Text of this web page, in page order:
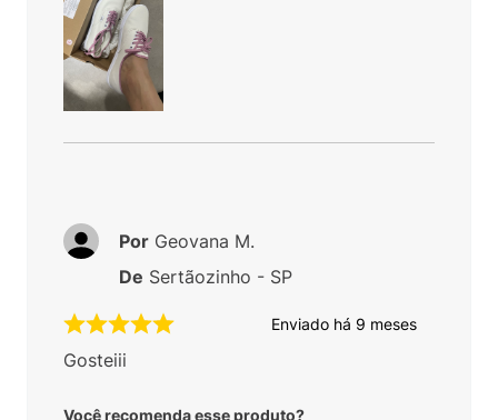
Enviado há 9 meses
Gosteiii
Você recomenda esse produto?
Por Geovana M.
De Sertãozinho - SP